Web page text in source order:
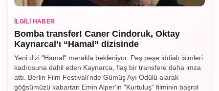
İLGILI HABER
Bomba transfer! Caner Cindoruk, Oktay
Kaynarcal’ı “Hamal” dizisinde
Yeni dizi "Hamal" merakla bekleniyor. Peş peşe iddialı isimleri
kadrosuna dahil eden Kaynarca, flaş bir transfere daha imza
attı. Berlin Film Festivali'nde Gümüş Ayı Ödülü alarak
göğsümüzü kabartan Emin Alper'in "Kurtuluş" filminin başrol